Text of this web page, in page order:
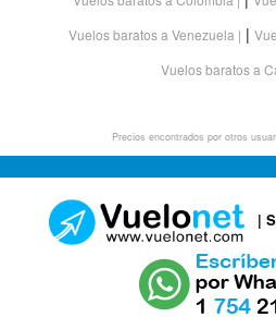
Vuelos baratos a Venezuela |
Vuelos baratos a
Precios encontrados por otros
|